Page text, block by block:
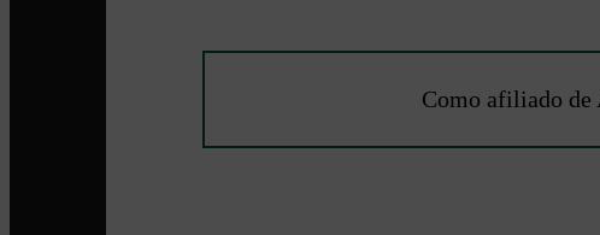
Como afiliado de